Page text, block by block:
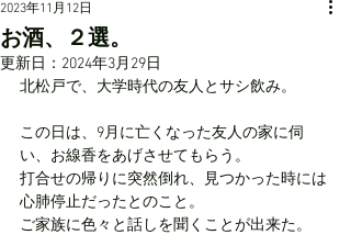
お酒、２選。
2023年11月12日
更新日： 2024年3月29日
北松戸で、大学時代の友人とサシ飲み。
この日は、9月に亡くなった友人の家に伺
い、お線香をあげさせてもらう。
打合せの帰りに突然倒れ、見つかった時には
心肺停止だったとのこと。
ご家族に色々と話しを聞くことが出来た。